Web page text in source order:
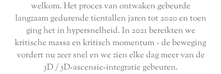
welkom. Het proces van ontwaken gebeurde
langzaam gedurende tientallen jaren tot 2020 en toen
ging het in hypersnelheid. In 2021 bereikten we
kritische massa en kritisch momentum - de beweging
vordert nu zeer snel en we zien elke dag meer van de
3D / 5D-ascensie-integratie gebeuren.